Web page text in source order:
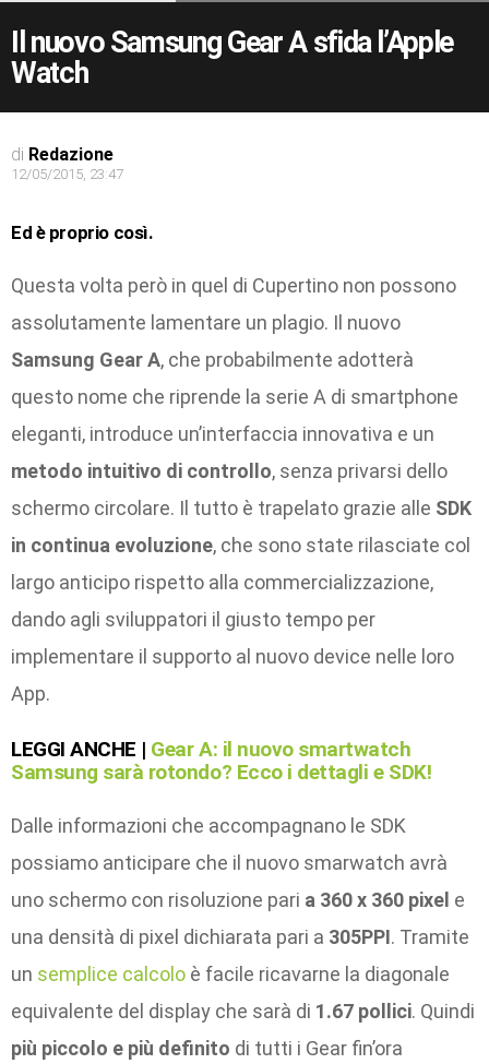
Il nuovo Samsung Gear A sfida l’Apple
Watch
di Redazione
12/05/2015, 23:47
Ed è proprio così.
Questa volta però in quel di Cupertino non possono
assolutamente lamentare un plagio. Il nuovo
Samsung Gear A, che probabilmente adotterà
questo nome che riprende la serie A di smartphone
eleganti, introduce un’interfaccia innovativa e un
metodo intuitivo di controllo, senza privarsi dello
schermo circolare. Il tutto è trapelato grazie alle SDK
in continua evoluzione, che sono state rilasciate col
largo anticipo rispetto alla commercializzazione,
dando agli sviluppatori il giusto tempo per
implementare il supporto al nuovo device nelle loro
App.
LEGGI ANCHE | Gear A: il nuovo smartwatch
Samsung sarà rotondo? Ecco i dettagli e SDK!
Dalle informazioni che accompagnano le SDK
possiamo anticipare che il nuovo smarwatch avrà
uno schermo con risoluzione pari a 360 x 360 pixel e
una densità di pixel dichiarata pari a 305PPI. Tramite
un semplice calcolo è facile ricavarne la diagonale
equivalente del display che sarà di 1.67 pollici. Quindi
più piccolo e più definito di tutti i Gear fin’ora